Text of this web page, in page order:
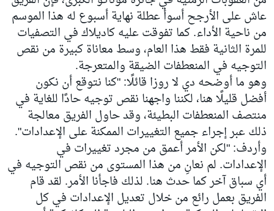
عاش على الأرجح أسوأ عطلة نهاية أسبوع له هذا الموسم
من ناحية الأداء. كما تفوقت عليه كاديلاك في التصفيات
للمرة الثانية فقط هذا العام، وسط معاناة كبيرة من نقص
التوجيه في المنعطفات الضيقة والمتعرجة.
وهو ما أوضحه دي لا روزا قائلًا: "كنا نتوقع أن نكون
أفضل قليلًا هنا، لكننا واجهنا نقص توجيه حادًا للغاية في
منتصف المنعطفات البطيئة، وقد حاول الفريق معالجة
ذلك عبر إجراء جميع التغييرات الممكنة على الإعدادات".
وأردف: "لكن الأمر أعمق من مجرد تغييرات في
الإعدادات. لم نعانِ من هذا المستوى من نقص التوجيه في
أي سباق آخر كما حدث هنا. لذلك فاجأنا الأمر. لقد قام
الفريق بعمل رائع من خلال تعديل الإعدادات في كل